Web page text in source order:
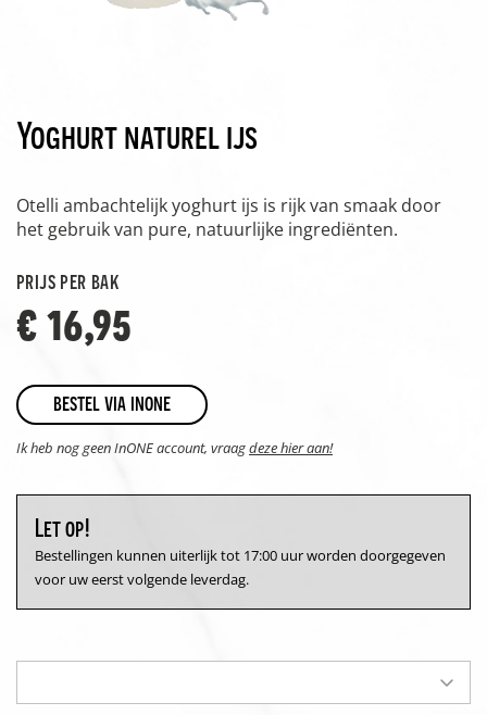
Yoghurt naturel ijs
Otelli ambachtelijk yoghurt ijs is rijk van smaak door
het gebruik van pure, natuurlijke ingrediënten.
prijs per bak
€ 16,95
bestel via inone
Ik heb nog geen InONE account, vraagdeze hier aan!
Let op!
Bestellingen kunnen uiterlijk tot 17:00 uur worden doorgegeven
voor uw eerst volgende leverdag.